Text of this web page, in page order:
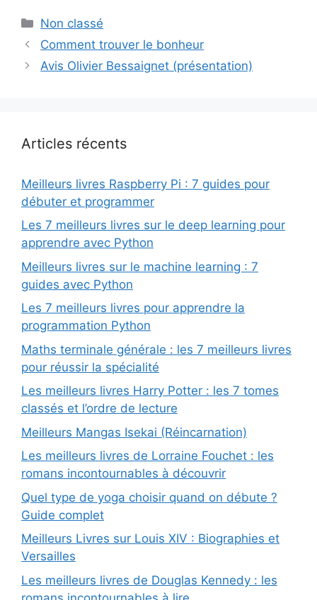
Catégories
Non classé
Comment trouver le bonheur
Avis Olivier Bessaignet (présentation)
Articles récents
Meilleurs livres Raspberry Pi : 7 guides pour
débuter et programmer
Les 7 meilleurs livres sur le deep learning pour
apprendre avec Python
Meilleurs livres sur le machine learning : 7
guides avec Python
Les 7 meilleurs livres pour apprendre la
programmation Python
Maths terminale générale : les 7 meilleurs livres
pour réussir la spécialité
Les meilleurs livres Harry Potter : les 7 tomes
classés et l’ordre de lecture
Meilleurs Mangas Isekai (Réincarnation)
Les meilleurs livres de Lorraine Fouchet : les
romans incontournables à découvrir
Quel type de yoga choisir quand on débute ?
Guide complet
Meilleurs Livres sur Louis XIV : Biographies et
Versailles
Les meilleurs livres de Douglas Kennedy : les